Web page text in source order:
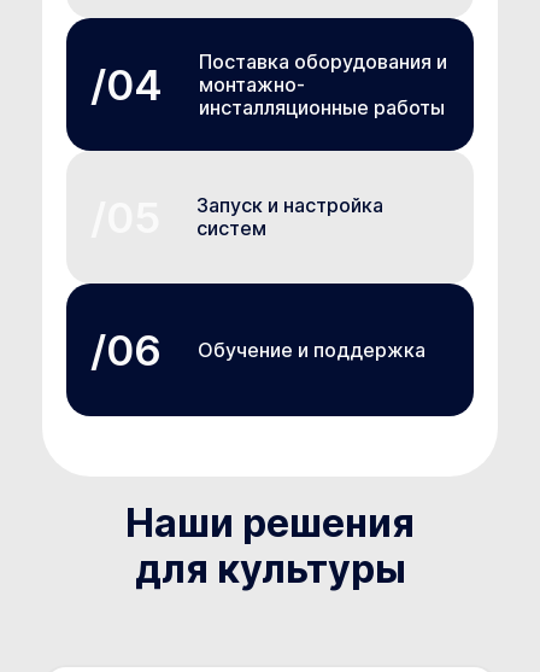
Поставка оборудования и
монтажно-
инсталляционные работы
Запуск и настройка
систем
Обучение и поддержка
Наши решения
для культуры